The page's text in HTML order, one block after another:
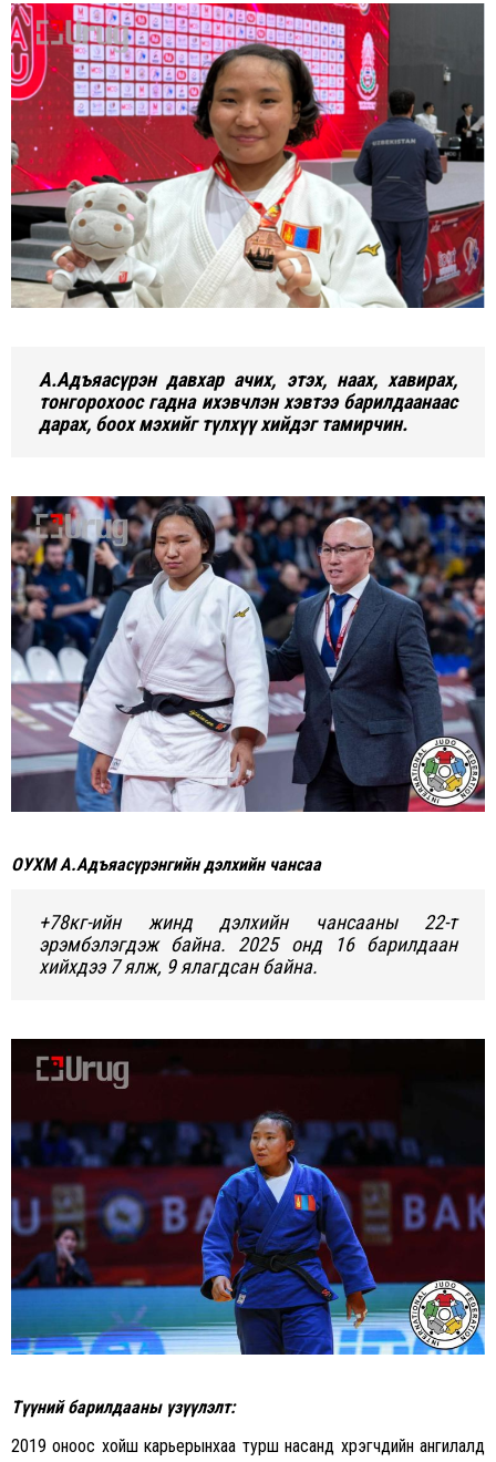
А.Адъяасүрэн давхар ачих, этэх, наах, хавирах,
тонгорохоос гадна ихэвчлэн хэвтээ барилдаанаас
дарах, боох мэхийг түлхүү хийдэг тамирчин.
ОУХМ А.Адъяасүрэнгийн дэлхийн чансаа
+78кг-ийн жинд дэлхийн чансааны 22-т
эрэмбэлэгдэж байна. 2025 онд 16 барилдаан
хийхдээ 7 ялж, 9 ялагдсан байна.
Түүний барилдааны үзүүлэлт:
2019 оноос хойш карьерынхаа турш насанд хүрэгчдийн ангилалд